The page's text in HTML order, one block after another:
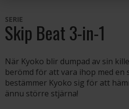
SERIE
Skip Beat 3-in-1
När Kyoko blir dumpad av sin
berömd för att vara ihop med en
bestämmer Kyoko sig för att
ännu större stjärna!